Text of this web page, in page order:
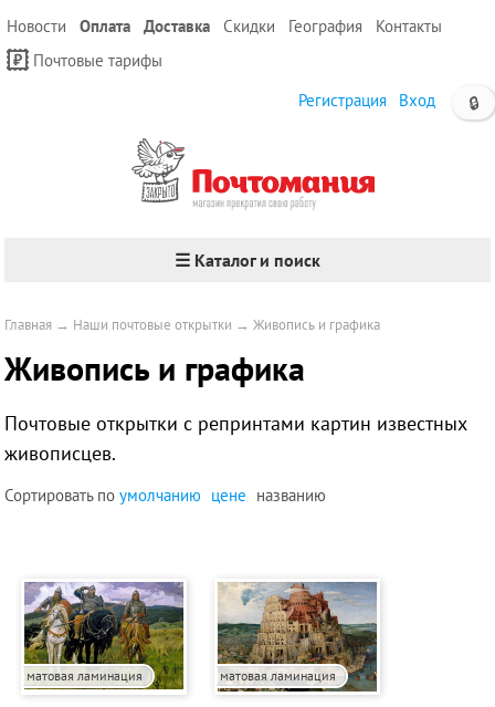
Новости Оплата Доставка Скидки География
Контакты
Почтовые тарифы
🔒
Регистрация Вход
☰ Каталог и поиск
Главная → Наши почтовые открытки →Живопись и графика
Живопись и графика
Почтовые открытки с репринтами картин известных
живописцев.
Сортировать поумолчанию цене названию
матовая ламинация матовая ламинация